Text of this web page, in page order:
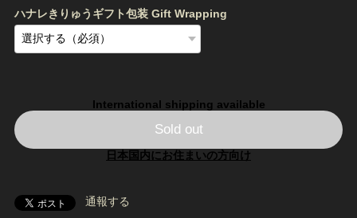
ハナレきりゅうギフト包装 Gift Wrapping
International shipping available
Sold out
日本国内にお住まいの方向け
通報する